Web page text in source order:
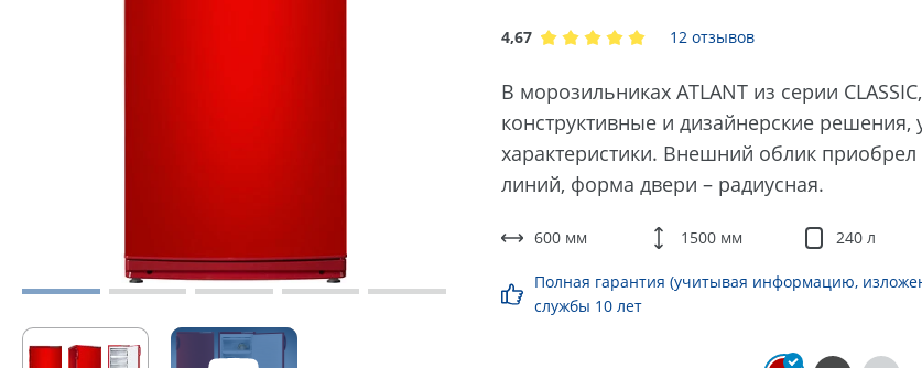
4,67 12 отзывов
В морозильниках ATLANT из серии
конструктивные и дизайнерские
характеристики. Внешний облик
линий, форма двери – радиусная.
600 мм 1500 мм 240 л
Полная гарантия (учитывая информацию,
службы 10 лет